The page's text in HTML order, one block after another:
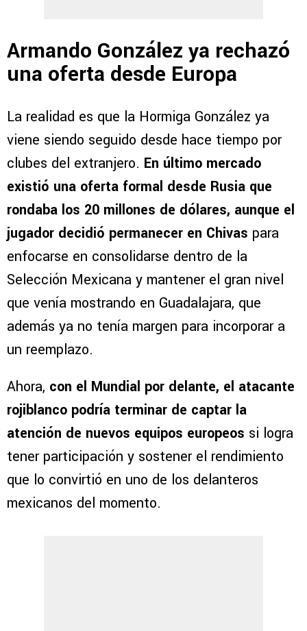
Armando González ya rechazó
una oferta desde Europa
La realidad es que la Hormiga González ya
viene siendo seguido desde hace tiempo por
clubes del extranjero. En último mercado
existió una oferta formal desde Rusia que
rondaba los 20 millones de dólares, aunque el
jugador decidió permanecer en Chivas para
enfocarse en consolidarse dentro de la
Selección Mexicana y mantener el gran nivel
que venía mostrando en Guadalajara, que
además ya no tenía margen para incorporar a
un reemplazo.
Ahora, con el Mundial por delante, el atacante
rojiblanco podría terminar de captar la
atención de nuevos equipos europeos si logra
tener participación y sostener el rendimiento
que lo convirtió en uno de los delanteros
mexicanos del momento.